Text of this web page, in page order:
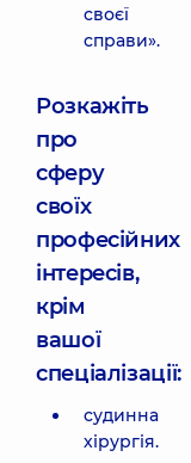
своєї
справи».
Розкажіть
про
сферу
своїх
професійних
інтересів,
крім
вашої
спеціалізації:
судинна
хірургія.